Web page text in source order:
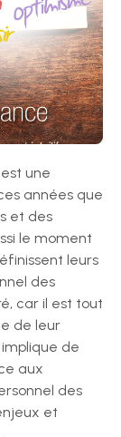
une
années que
et des
le moment
leurs
des
car il est tout
de leur
de
aux
des
et